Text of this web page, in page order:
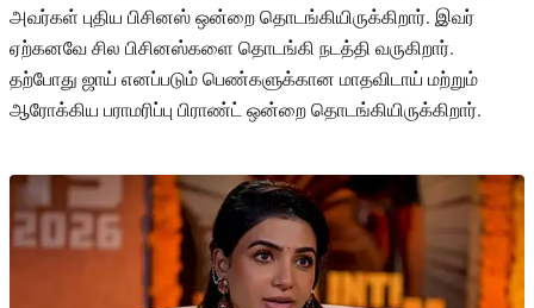
அவர்கள் புதிய பிசினஸ் ஒன்றை தொடங்கியிருக்கிறார். இவர்
ஏற்கனவே சில பிசினஸ்களை தொடங்கி நடத்தி வருகிறார்.
தற்போது ஜாய் எனப்படும் பெண்களுக்கான மாதவிடாய் மற்றும்
ஆரோக்கிய பராமரிப்பு பிராண்ட் ஒன்றை தொடங்கியிருக்கிறார்.